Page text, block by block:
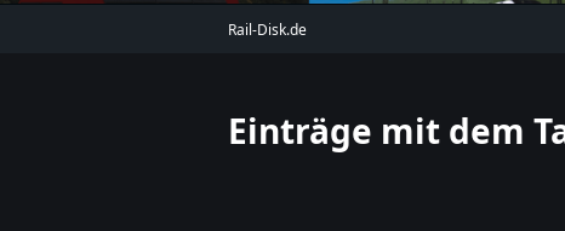
Rail-Disk.de
Einträge mit dem